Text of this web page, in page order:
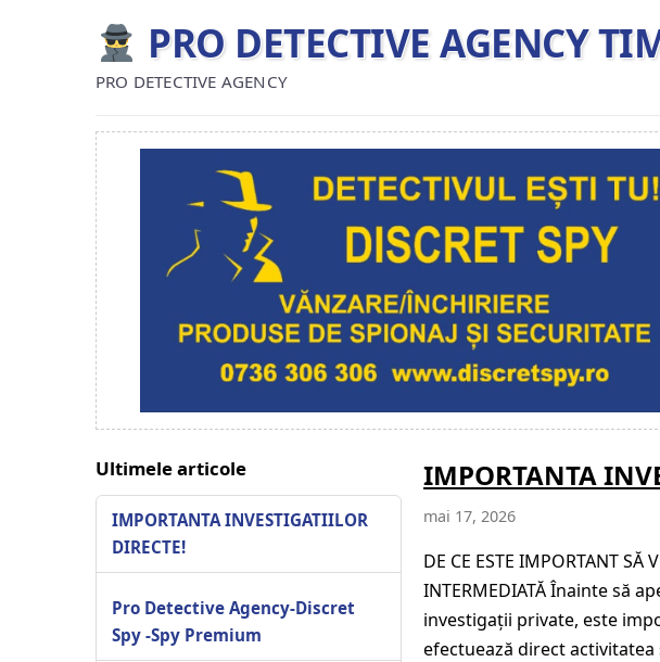
PRO DETECTIVE AGENCY
PRO DETECTIVE AGENCY
Ultimele articole
IMPORTANTA INVESTIGATIILOR
DIRECTE!
Pro Detective Agency-Discret
Spy -Spy Premium
IMPORTANTA
mai 17, 2026
DE CE ESTE IMPORTANT SĂ
INTERMEDIATĂ Înainte să
investigații private, este
efectuează direct